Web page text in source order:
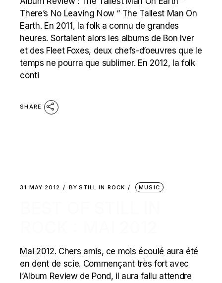
There’s No Leaving Now “ The Tallest Man On
Earth. En 2011, la folk a connu de grandes
heures. Sortaient alors les albums de Bon Iver
et des Fleet Foxes, deux chefs-d’oeuvres que le
temps ne pourra que sublimer. En 2012, la folk
conti
SHARE
31 MAY 2012 BY STILL IN ROCK MUSIC
Mai 2012. Chers amis, ce mois écoulé aura été
en dent de scie. Commençant très fort avec
l’Album Review de Pond, il aura fallu attendre